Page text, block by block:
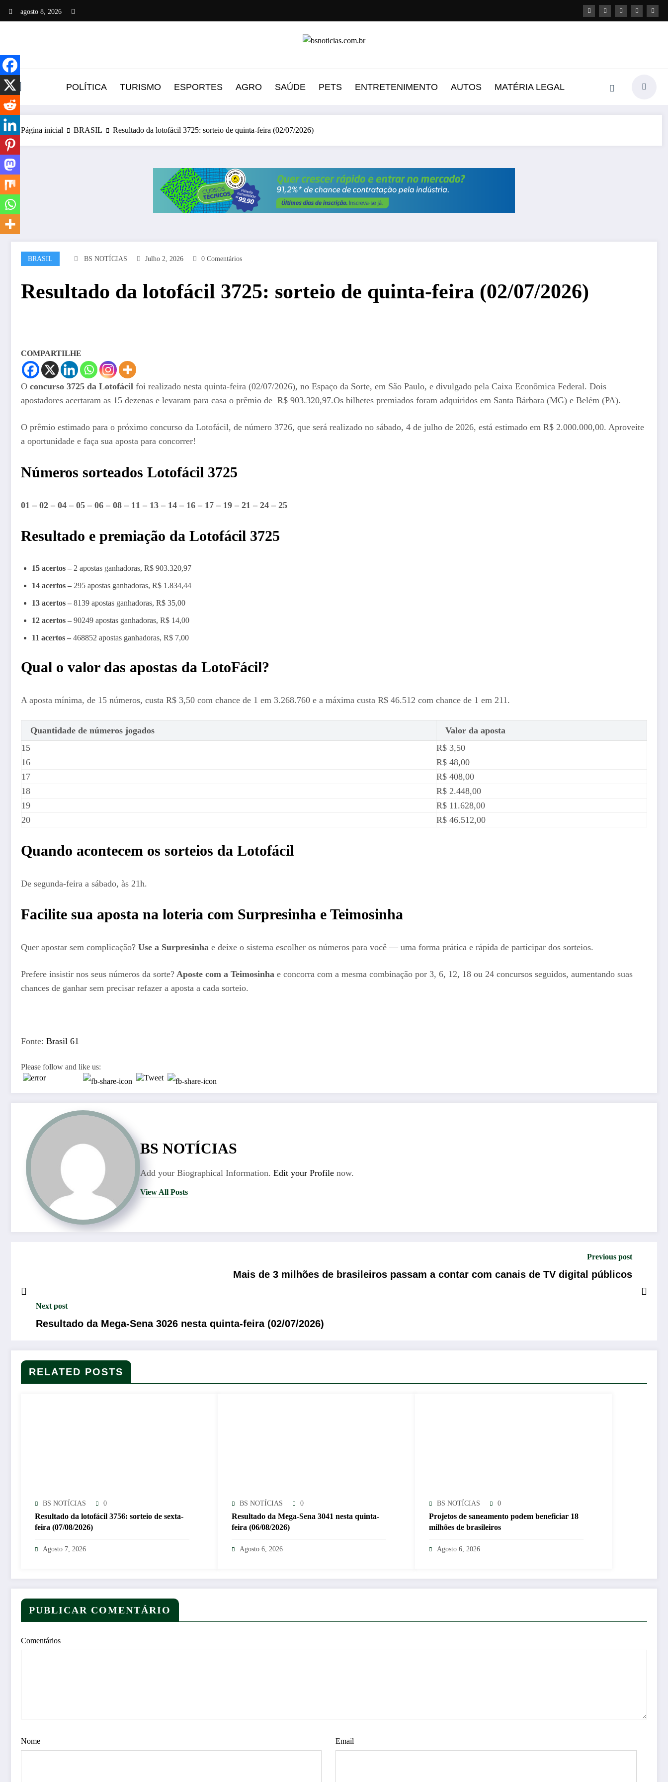
agosto 8, 2026
POLÍTICA TURISMO ESPORTES AGRO SAÚDE PETS ENTRETENIMENTO AUTOS MATÉRIA LEGAL
Página inicial BRASIL Resultado da lotofácil 3725: sorteio de quinta-feira (02/07/2026)
BRASIL BS NOTÍCIAS Julho 2, 2026 0 Comentários
Resultado da lotofácil 3725: sorteio de quinta-feira (02/07/2026)
COMPARTILHE
O concurso 3725 da Lotofácil foi realizado nesta quinta-feira (02/07/2026), no Espaço da Sorte, em São Paulo, e divulgado pela Caixa Econômica Federal. Dois
apostadores acertaram as 15 dezenas e levaram para casa o prêmio de R$ 903.320,97.Os bilhetes premiados foram adquiridos em Santa Bárbara (MG) e Belém (PA).
O prêmio estimado para o próximo concurso da Lotofácil, de número 3726, que será realizado no sábado, 4 de julho de 2026, está estimado em R$ 2.000.000,00. Aproveite
a oportunidade e faça sua aposta para concorrer!
Números sorteados Lotofácil 3725
01 – 02 – 04 – 05 – 06 – 08 – 11 – 13 – 14 – 16 – 17 – 19 – 21 – 24 – 25
Resultado e premiação da Lotofácil 3725
15 acertos – 2 apostas ganhadoras, R$ 903.320,97
14 acertos – 295 apostas ganhadoras, R$ 1.834,44
13 acertos – 8139 apostas ganhadoras, R$ 35,00
12 acertos – 90249 apostas ganhadoras, R$ 14,00
11 acertos – 468852 apostas ganhadoras, R$ 7,00
Qual o valor das apostas da LotoFácil?
A aposta mínima, de 15 números, custa R$ 3,50 com chance de 1 em 3.268.760 e a máxima custa R$ 46.512 com chance de 1 em 211.
Quantidade de números jogados
Valor da aposta
15
R$ 3,50
16
R$ 48,00
17
R$ 408,00
18
R$ 2.448,00
19
R$ 11.628,00
20
R$ 46.512,00
Quando acontecem os sorteios da Lotofácil
De segunda-feira a sábado, às 21h.
Facilite sua aposta na loteria com Surpresinha e Teimosinha
Quer apostar sem complicação? Use a Surpresinha e deixe o sistema escolher os números para você — uma forma prática e rápida de participar dos sorteios.
Prefere insistir nos seus números da sorte? Aposte com a Teimosinha e concorra com a mesma combinação por 3, 6, 12, 18 ou 24 concursos seguidos, aumentando suas
chances de ganhar sem precisar refazer a aposta a cada sorteio.
Fonte: Brasil 61
Please follow and like us:
BS NOTÍCIAS
Add your Biographical Information. Edit your Profile now.
View All Posts
Previous post
Mais de 3 milhões de brasileiros passam a contar com canais de TV digital públicos
Next post
Resultado da Mega-Sena 3026 nesta quinta-feira (02/07/2026)
RELATED POSTS
BS NOTÍCIAS 0
Resultado da lotofácil 3756: sorteio de sexta-
feira (07/08/2026)
Agosto 7, 2026
BS NOTÍCIAS 0
Resultado da Mega-Sena 3041 nesta quinta-
feira (06/08/2026)
Agosto 6, 2026
BS NOTÍCIAS 0
Projetos de saneamento podem beneficiar 18
milhões de brasileiros
Agosto 6, 2026
PUBLICAR COMENTÁRIO
Comentários
Nome Email